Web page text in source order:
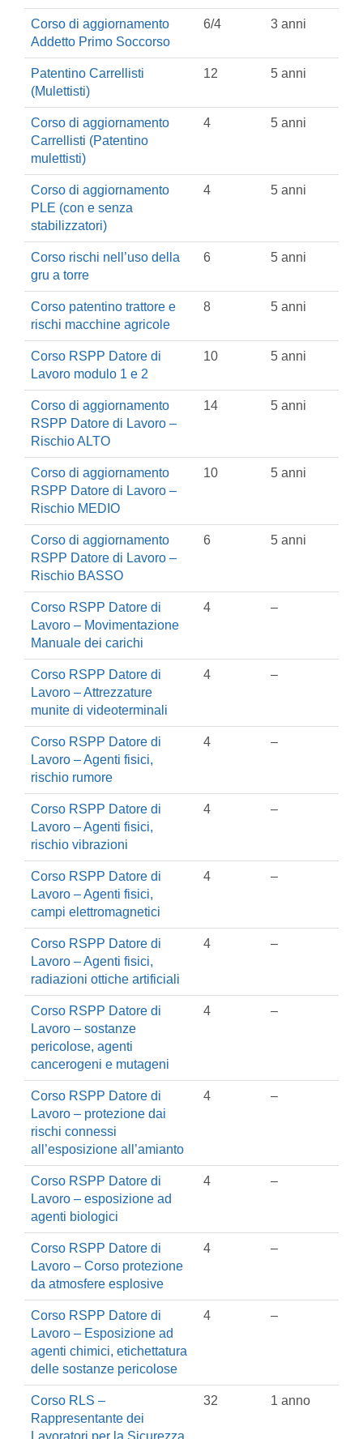
Corso di aggiornamento
Addetto Primo Soccorso
6/4 3 anni
Patentino Carrellisti
(Mulettisti)
12 5 anni
Corso di aggiornamento
Carrellisti (Patentino
mulettisti)
4 5 anni
Corso di aggiornamento
PLE (con e senza
stabilizzatori)
4 5 anni
Corso rischi nell’uso della
gru a torre
6 5 anni
Corso patentino trattore e
rischi macchine agricole
8 5 anni
Corso RSPP Datore di
Lavoro modulo 1 e 2
10 5 anni
Corso di aggiornamento
RSPP Datore di Lavoro –
Rischio ALTO
14 5 anni
Corso di aggiornamento
RSPP Datore di Lavoro –
Rischio MEDIO
10 5 anni
Corso di aggiornamento
RSPP Datore di Lavoro –
Rischio BASSO
6 5 anni
Corso RSPP Datore di
Lavoro – Movimentazione
Manuale dei carichi
4 –
Corso RSPP Datore di
Lavoro – Attrezzature
munite di videoterminali
4 –
Corso RSPP Datore di
Lavoro – Agenti fisici,
rischio rumore
4 –
Corso RSPP Datore di
Lavoro – Agenti fisici,
rischio vibrazioni
4 –
Corso RSPP Datore di
Lavoro – Agenti fisici,
campi elettromagnetici
4 –
Corso RSPP Datore di
Lavoro – Agenti fisici,
radiazioni ottiche artificiali
4 –
Corso RSPP Datore di
Lavoro – sostanze
pericolose, agenti
cancerogeni e mutageni
4 –
Corso RSPP Datore di
Lavoro – protezione dai
rischi connessi
all’esposizione all’amianto
4 –
Corso RSPP Datore di
Lavoro – esposizione ad
agenti biologici
4 –
Corso RSPP Datore di
Lavoro – Corso protezione
da atmosfere esplosive
4 –
Corso RSPP Datore di
Lavoro – Esposizione ad
agenti chimici, etichettatura
delle sostanze pericolose
4 –
Corso RLS –
Rappresentante dei
Lavoratori per la Sicurezza
32 1 anno